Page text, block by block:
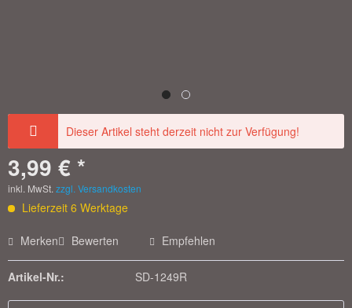
Dieser Artikel steht derzeit nicht zur Verfügung!
3,99 € *
inkl. MwSt. zzgl. Versandkosten
Lieferzeit 6 Werktage
Merken Bewerten Empfehlen
Artikel-Nr.: SD-1249R